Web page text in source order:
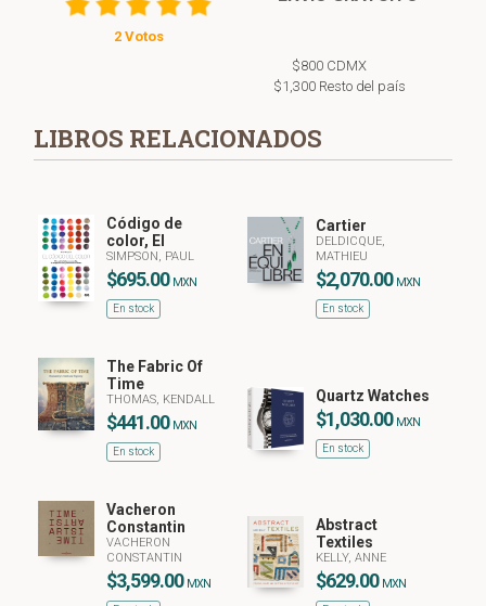
2 Votos
$800 CDMX
$1,300 Resto del país
LIBROS RELACIONADOS
Código de
color, El
SIMPSON, PAUL
$695.00 MXN
En stock
Cartier
DELDICQUE,
MATHIEU
$2,070.00 MXN
En stock
The Fabric Of
Time
THOMAS, KENDALL
$441.00 MXN
En stock
Quartz Watches
$1,030.00 MXN
En stock
Vacheron
Constantin
VACHERON
CONSTANTIN
$3,599.00 MXN
Abstract
Textiles
KELLY, ANNE
$629.00 MXN